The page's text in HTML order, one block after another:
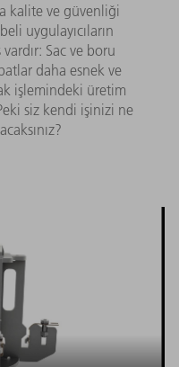
kalite ve güvenliği
uygulayıcıların
Sac ve boru
daha esnek ve
işlemindeki üretim
siz kendi işinizi ne